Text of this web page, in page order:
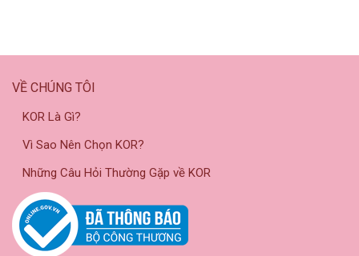
VỀ CHÚNG TÔI
KOR Là Gì?
Vì Sao Nên Chọn KOR?
Những Câu Hỏi Thường Gặp về KOR